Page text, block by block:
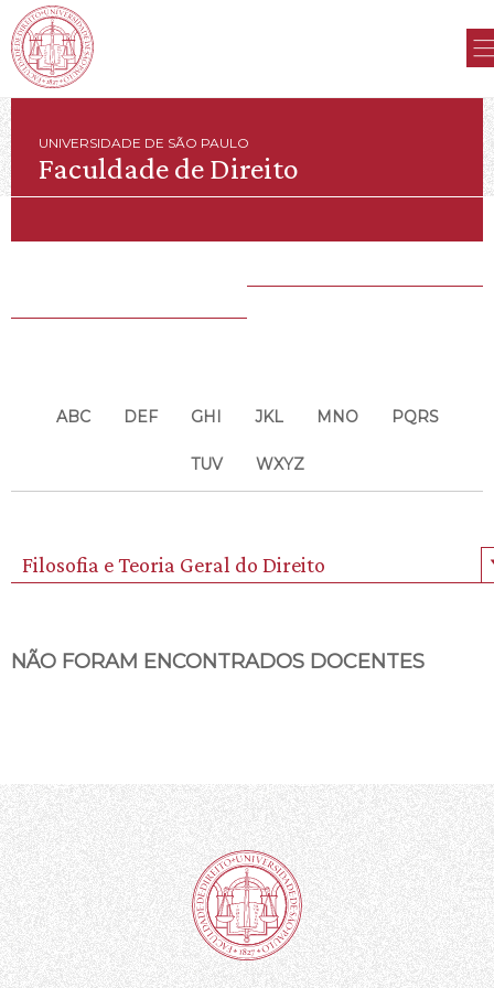
UNIVERSIDADE DE SÃO PAULO
Faculdade de Direito
ABC DEF GHI JKL MNO PQRS
TUV WXYZ
Filosofia e Teoria Geral do Direito
NÃO FORAM ENCONTRADOS DOCENTES